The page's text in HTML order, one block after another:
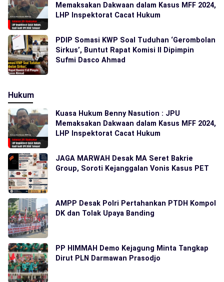
Memaksakan Dakwaan dalam Kasus MFF 2024,
LHP Inspektorat Cacat Hukum
PDIP Somasi KWP Soal Tuduhan ‘Gerombolan
Sirkus’, Buntut Rapat Komisi II Dipimpin
Sufmi Dasco Ahmad
Hukum
Kuasa Hukum Benny Nasution : JPU
Memaksakan Dakwaan dalam Kasus MFF 2024,
LHP Inspektorat Cacat Hukum
JAGA MARWAH Desak MA Seret Bakrie
Group, Soroti Kejanggalan Vonis Kasus PET
AMPP Desak Polri Pertahankan PTDH Kompol
DK dan Tolak Upaya Banding
PP HIMMAH Demo Kejagung Minta Tangkap
Dirut PLN Darmawan Prasodjo